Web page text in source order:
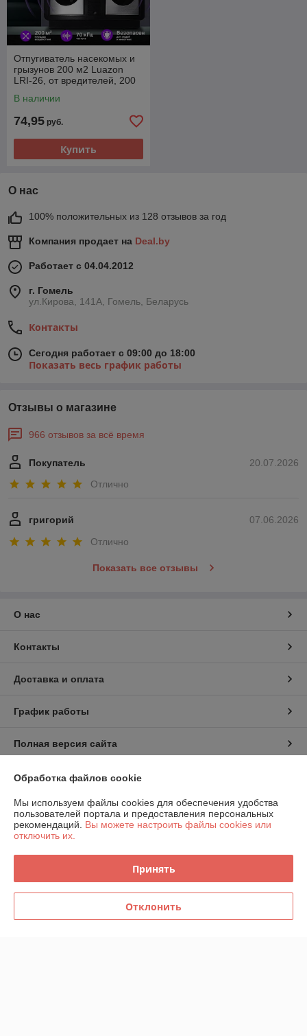
Отпугиватель насекомых и
грызунов 200 м2 Luazon
LRI-26, от вредителей, 200
В наличии
74,95 руб.
Купить
О нас
100% положительных из 128 отзывов за год
Компания продает на Deal.by
Работает с 04.04.2012
г. Гомель
ул.Кирова, 141А, Гомель, Беларусь
Контакты
Сегодня работает с 09:00 до 18:00
Показать весь график работы
Отзывы о магазине
966 отзывов за всё время
20.07.2026
Покупатель
Отлично
07.06.2026
григорий
Отлично
Показать все отзывы
О нас
Контакты
Доставка и оплата
График работы
Полная версия сайта
Политика обработки cookies
Сайт создан на платформе Deal.by
Юридическое лицо:ООО "Беланалогия"
Обработка файлов cookie
Мы используем файлы cookies для обеспечения удобства
пользователей портала и предоставления персональных
рекомендаций. Вы можете настроить файлы cookies или
отключить их.
Принять
Отклонить